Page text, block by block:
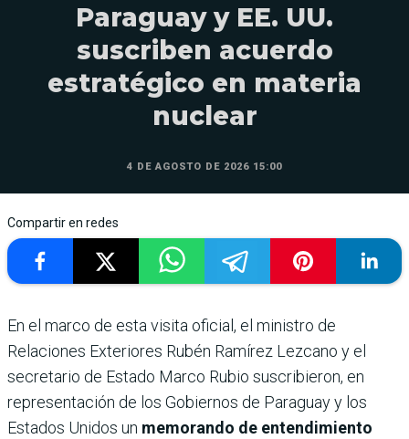
Paraguay y EE. UU.
suscriben acuerdo
estratégico en materia
nuclear
4 DE AGOSTO DE 2026 15:00
Compartir en redes
En el marco de esta visita oficial, el ministro de
Relaciones Exteriores Rubén Ramírez Lezcano y el
secretario de Estado Marco Rubio suscribieron, en
representación de los Gobiernos de Paraguay y los
Estados Unidos un memorando de entendimiento